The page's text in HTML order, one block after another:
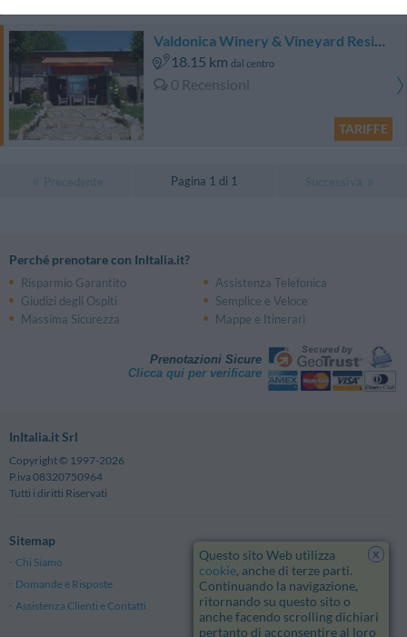
Valdonica Winery & Vineyard Residence
18.15 km dal centro
0 Recensioni
TARIFFE
Pagina 1 di 1
Perché prenotare con InItalia.it?
Risparmio Garantito
Assistenza Telefonica
Giudizi degli Ospiti
Semplice e Veloce
Massima Sicurezza
Mappe e Itinerari
Prenotazioni Sicure
Clicca qui per verificare
InItalia.it Srl
Copyright © 1997-2026
P.iva 08320750964
Tutti i diritti Riservati
Sitemap
Chi Siamo
Note Legali
Domande e Risposte
Privacy
Assistenza Clienti e Contatti
Termini e Condizioni generali
x
Questo sito Web utilizza
cookie, anche di terze parti.
Continuando la navigazione,
ritornando su questo sito o
anche facendo scrolling dichiari
pertanto di acconsentire al loro